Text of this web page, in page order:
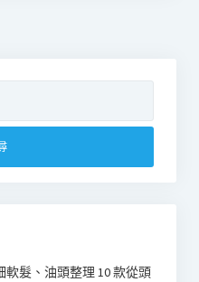
軟髮、油頭整理 10 款從頭